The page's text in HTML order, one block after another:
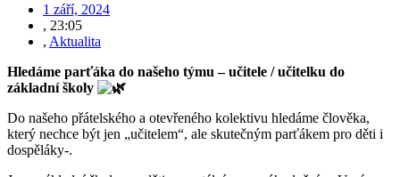
1 září, 2024
, 23:05
, Aktualita
Hledáme parťáka do našeho týmu – učitele / učitelku do
základní školy
Do našeho přátelského a otevřeného kolektivu hledáme člověka,
který nechce být jen „učitelem“, ale skutečným parťákem pro děti i
dospěláky-.